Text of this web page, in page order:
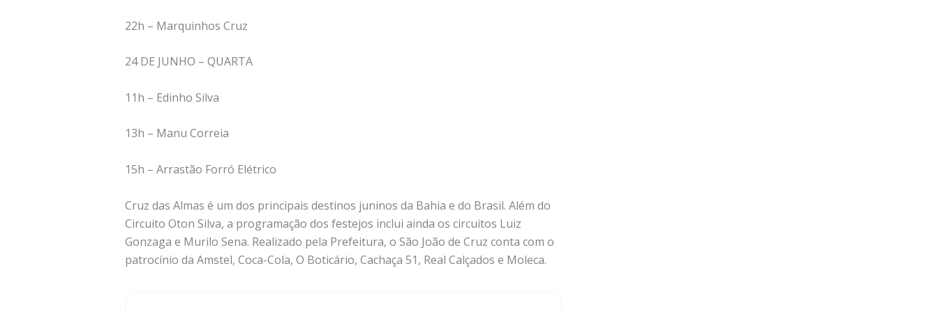
22h – Marquinhos Cruz
24 DE JUNHO – QUARTA
11h – Edinho Silva
13h – Manu Correia
15h – Arrastão Forró Elétrico
Cruz das Almas é um dos principais destinos juninos da Bahia e do Brasil. Além do
Circuito Oton Silva, a programação dos festejos inclui ainda os circuitos Luiz
Gonzaga e Murilo Sena. Realizado pela Prefeitura, o São João de Cruz conta com o
patrocínio da Amstel, Coca-Cola, O Boticário, Cachaça 51, Real Calçados e Moleca.